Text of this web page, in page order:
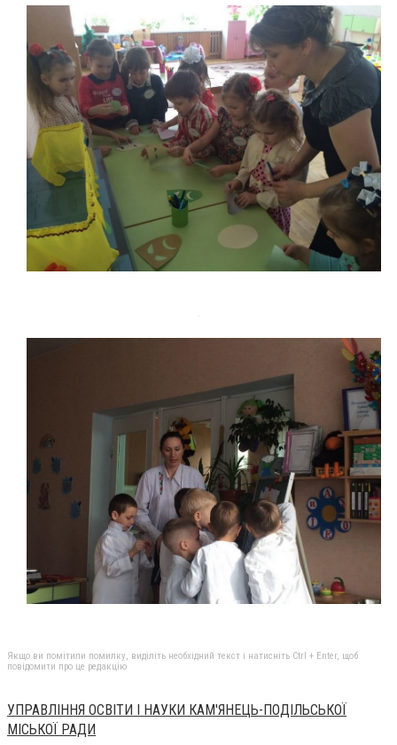
Якщо ви помітили помилку, виділіть необхідний текст і натисніть Ctrl + Enter, щоб
повідомити про це редакцію
УПРАВЛІННЯ ОСВІТИ І НАУКИ КАМ'ЯНЕЦЬ-ПОДІЛЬСЬКОЇ
МІСЬКОЇ РАДИ